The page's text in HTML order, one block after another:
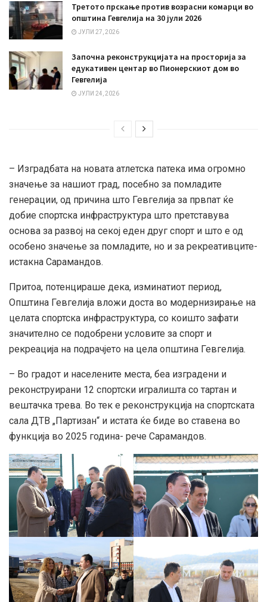
Третото прскање против возрасни комарци во
општина Гевгелија на 30 јули 2026
ЈУЛИ 27, 2026
Започна реконструкцијата на просторија за
едукативен центар во Пионерскиот дом во
Гевгелија
ЈУЛИ 24, 2026
– Изградбата на новата атлетска патека има огромно
значење за нашиот град, посебно за помладите
генерации, од причина што Гевгелија за првпат ќе
добие спортска инфраструктура што претставува
основа за развој на секој еден друг спорт и што е од
особено значење за помладите, но и за рекреативците-
истакна Сарамандов.
Притоа, потенцираше дека, изминатиот период,
Општина Гевгелија вложи доста во модернизирање на
целата спортска инфраструктура, со коишто зафати
значително се подобрени условите за спорт и
рекреација на подрачјето на цела општина Гевгелија.
– Во градот и населените места, беа изградени и
реконструирани 12 спортски игралишта со тартан и
вештачка трева. Во тек е реконструкција на спортската
сала ДТВ „Партизан“ и истата ќе биде во ставена во
функција во 2025 година- рече Сарамандов.